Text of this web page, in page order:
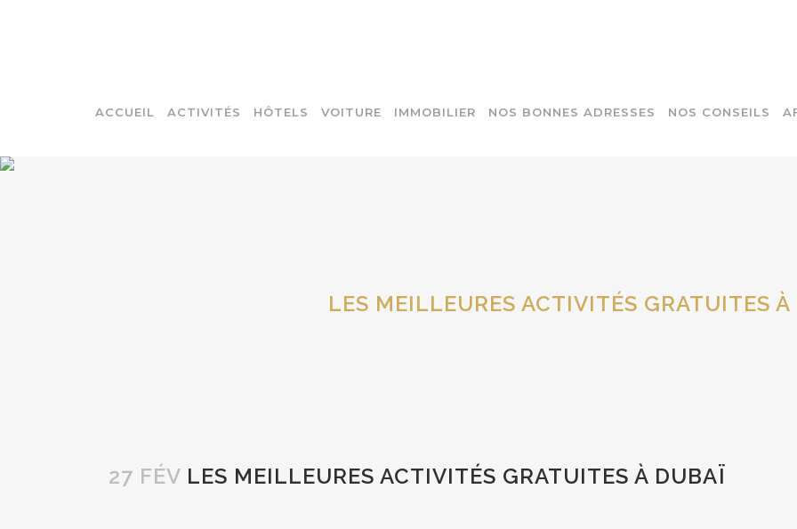
ACCUEIL ACTIVITÉS HÔTELS VOITURE IMMOBILIER NOS BONNES ADRESSES NOS CONSEILS
LES MEILLEURES ACTIVITÉS GRATUITES
27 FÉV LES MEILLEURES ACTIVITÉS GRATUITES À DUBAÏ